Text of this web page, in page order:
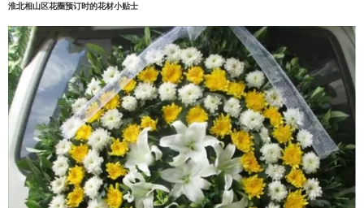
淮北相山区花圈预订时的花材小贴士